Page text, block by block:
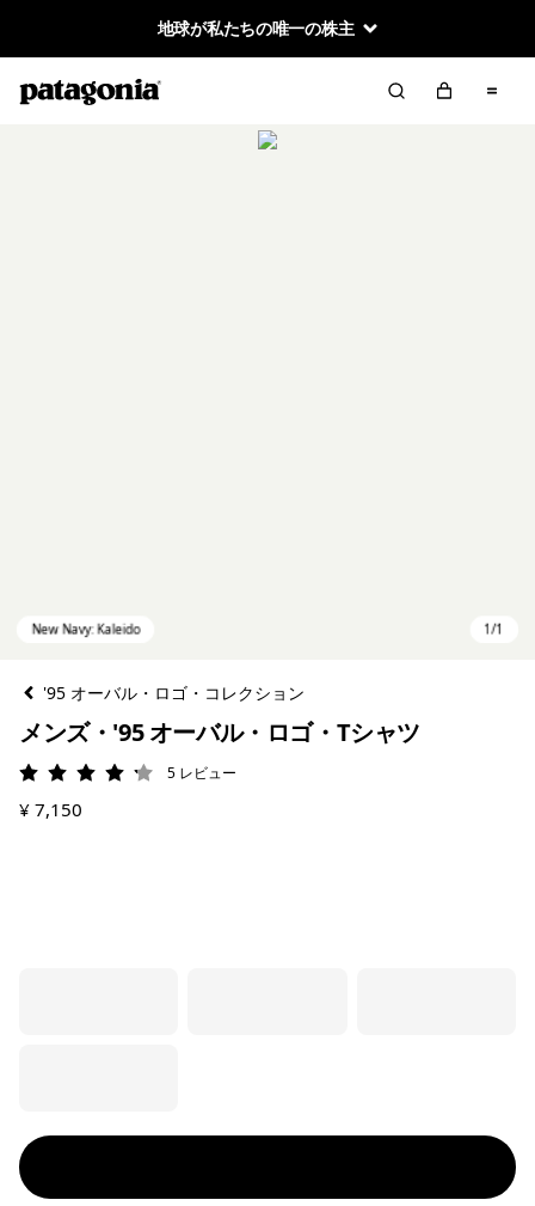
地球が私たちの唯一の株主
'95 オーバル・ロゴ・コレクション
メンズ・'95 オーバル・ロゴ・Tシャツ
評価: 4.2 / 5
5 レビュー
¥ 7,150